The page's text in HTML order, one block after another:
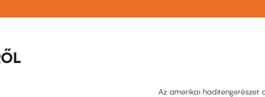
Az amerikai